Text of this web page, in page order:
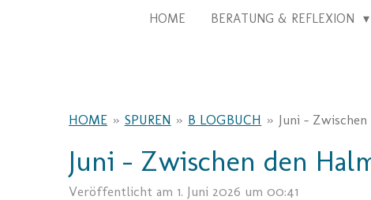
HOME BERATUNG & REFLEXION
HOME » SPUREN » B LOGBUCH » Juni –
Juni – Zwischen den
Veröffentlicht am 1. Juni 2026 um 00:41